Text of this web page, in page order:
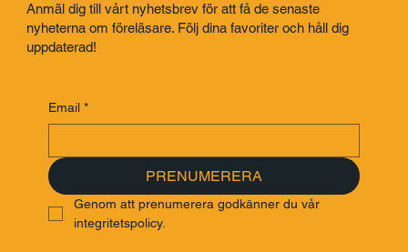
Anmäl dig till vårt nyhetsbrev för att få de senaste
nyheterna om föreläsare. Följ dina favoriter och håll dig
uppdaterad!
Email *
PRENUMERERA
Genom att prenumerera godkänner du vår
integritetspolicy.